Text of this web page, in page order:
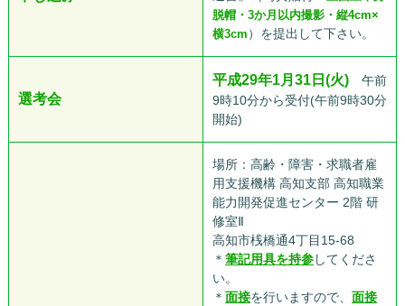
脱帽・3か月以内撮影・縦4cm×
横3cm ）を提出して下さい。
選考会
平成29年1月31日(火)午前
9時10分から受付(午前9時30分
開始)
場所：高齢・障害・求職者雇
用支援機構 高知支部 高知職業
能力開発促進センター 2階 研
修室Ⅱ
高知市桟橋通4丁目15-68
＊ 筆記用具を持参してくださ
い。
＊ 面接を行いますので、 面接